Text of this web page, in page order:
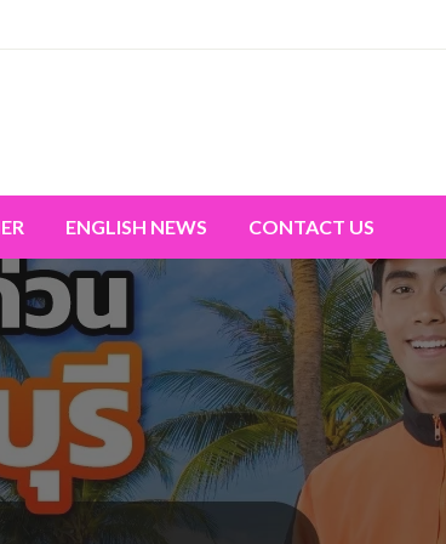
ENGLISH NEWS CONTACT US